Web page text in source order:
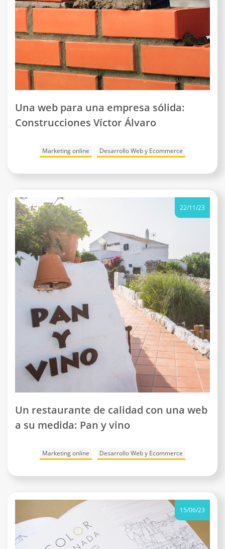
Una web para una empresa sólida:
Construcciones Víctor Álvaro
Marketing online Desarrollo Web y Ecommerce
22/11/23
Un restaurante de calidad con una web
a su medida: Pan y vino
Marketing online Desarrollo Web y Ecommerce
15/06/23